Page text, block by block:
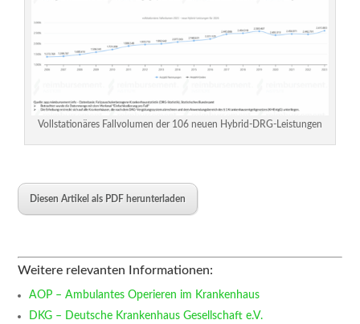
Vollstationäres Fallvolumen der 106 neuen Hybrid-DRG-Leistungen
Diesen Artikel als PDF herunterladen
Weitere relevanten Informationen:
AOP – Ambulantes Operieren im Krankenhaus
DKG – Deutsche Krankenhaus Gesellschaft e.V.